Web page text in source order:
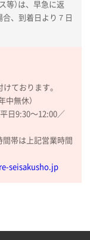
ル(A4対応)
等）は、早急に返
、到着日より７日
ております。
中無休）
日9:30〜12:00／
帯は上記営業時間
seisakusho.jp